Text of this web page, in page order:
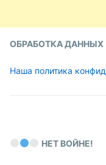
ОБРАБОТКА ДАННЫХ
Наша политика
НЕТ ВОЙНЕ!